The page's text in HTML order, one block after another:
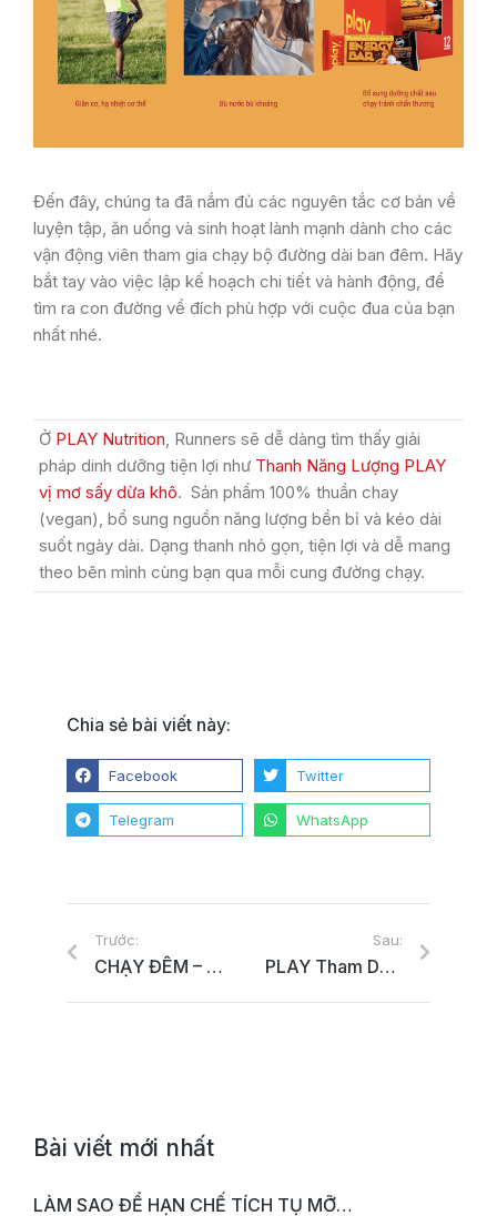
Bài viết mới nhất
LÀM SAO ĐỂ HẠN CHẾ TÍCH TỤ MỠ…
Đến đây, chúng ta đã nắm đủ các nguyên tắc cơ bản về
luyện tập, ăn uống và sinh hoạt lành mạnh dành cho các
vận động viên tham gia chạy bộ đường dài ban đêm. Hãy
bắt tay vào việc lập kế hoạch chi tiết và hành động, để
tìm ra con đường về đích phù hợp với cuộc đua của bạn
nhất nhé.
Ở PLAY Nutrition, Runners sẽ dễ dàng tìm thấy giải
pháp dinh dưỡng tiện lợi như Thanh Năng Lượng PLAY
vị mơ sấy dừa khô. Sản phẩm 100% thuần chay
(vegan), bổ sung nguồn năng lượng bền bỉ và kéo dài
suốt ngày dài. Dạng thanh nhỏ gọn, tiện lợi và dễ mang
theo bên mình cùng bạn qua mỗi cung đường chạy.
Chia sẻ bài viết này:
Facebook Twitter
Telegram WhatsApp
Trước:
CHẠY ĐÊM – THỬ THÁCH – CẢM NHẬN
Sau:
PLAY Tham Dự Lễ Hội Thuần Chay Lớn Nhất Việt Nam